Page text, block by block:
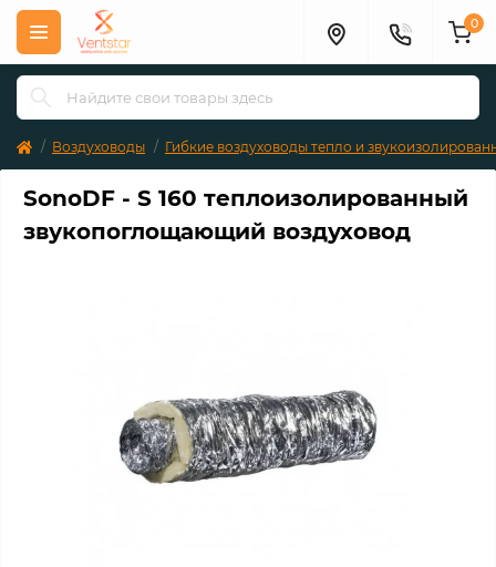
0
Воздуховоды Гибкие воздуховоды тепло и
SonoDF - S 160 теплоизолированный
звукопоглощающий воздуховод